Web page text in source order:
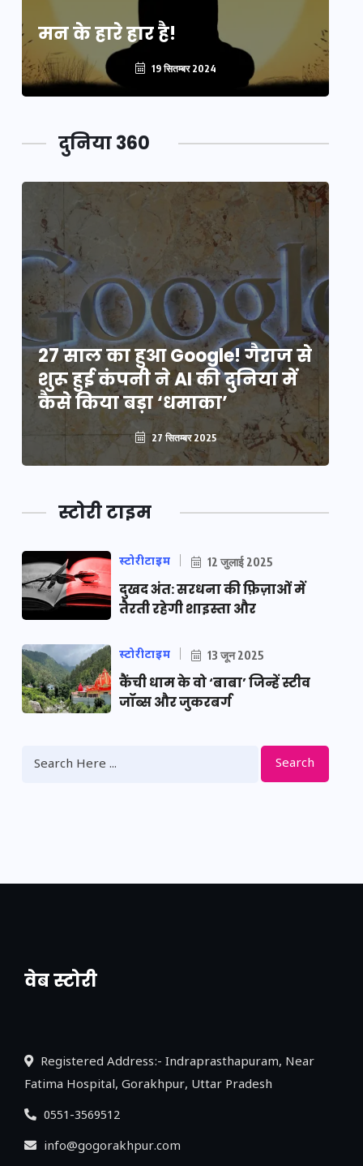
मन के हारे हार है!
19 सितम्बर 2024
दुनिया 360
27 साल का हुआ Google! गैराज से
शुरू हुई कंपनी ने AI की दुनिया में
कैसे किया बड़ा ‘धमाका’
27 सितम्बर 2025
स्टोरी टाइम
स्टोरीटाइम 12 जुलाई 2025
दुखद अंत: सरधना की फ़िज़ाओं में
तैरती रहेगी शाइस्ता और
स्टोरीटाइम 13 जून 2025
कैंची धाम के वो ‘बाबा’ जिन्हें स्टीव
जॉब्स और जुकरबर्ग
Search
वेब स्टोरी
नया एक्सप्रेसवे: पूर्वांचल का लक, डेवलपमेंट का
Registered Address:- Indraprasthapuram, Near
Fatima Hospital, Gorakhpur, Uttar Pradesh
0551-3569512
info@gogorakhpur.com